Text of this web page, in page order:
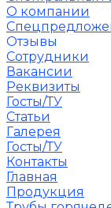
О компании
Отзывы
Сотрудники
Вакансии
Реквизиты
Госты/ТУ
Статьи
Галерея
Госты/ТУ
Контакты
Главная
Продукция